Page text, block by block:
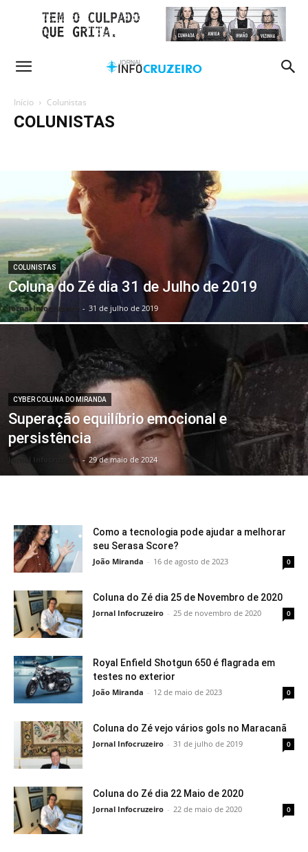
Início Colunistas
COLUNISTAS
COLUNISTAS
Coluna do Zé dia 31 de Julho de 2019
Jornal Infocruzeiro - 31 de julho de 2019
CYBER COLUNA DO MIRANDA
Superação equilíbrio emocional e
persistência
Jornal Infocruzeiro - 29 de maio de 2024
Como a tecnologia pode ajudar a melhorar
seu Serasa Score?
João Miranda - 16 de agosto de 2023 0
Coluna do Zé dia 25 de Novembro de 2020
Jornal Infocruzeiro - 25 de novembro de 2020 0
Royal Enfield Shotgun 650 é flagrada em
testes no exterior
João Miranda - 12 de maio de 2023 0
Coluna do Zé vejo vários gols no Maracanã
Jornal Infocruzeiro - 31 de julho de 2019 0
Coluna do Zé dia 22 Maio de 2020
Jornal Infocruzeiro - 22 de maio de 2020 0